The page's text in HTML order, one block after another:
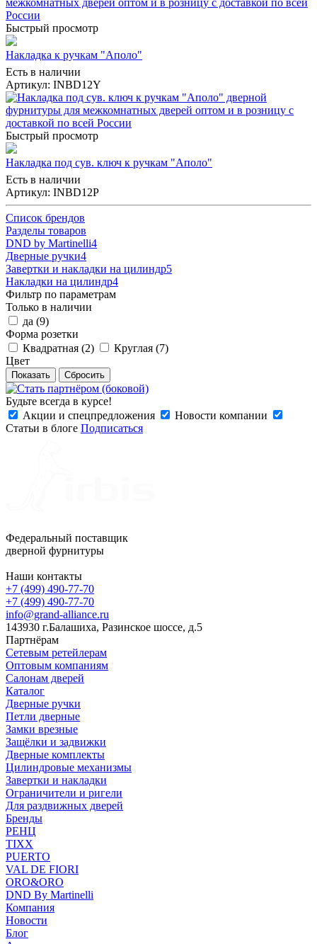
Быстрый просмотр
Накладка к ручкам "Аполо"
Есть в наличии
Артикул: INBD12Y
Быстрый просмотр
Накладка под сув. ключ к ручкам "Аполо"
Есть в наличии
Артикул: INBD12P
Список брендов
Разделы товаров
DND by Martinelli4
Дверные ручки4
Завертки и накладки на цилиндр5
Накладки на цилиндр4
Фильтр по параметрам
Только в наличии
да (9)
Форма розетки
Квадратная (2) Круглая (7)
Цвет
Сбросить
Будьте всегда в курсе!
Акции и спецпредложения
Новости компании
Статьи в блоге Подписаться
Федеральный поставщик
дверной фурнитуры
Наши контакты
+7 (499) 490-77-70
+7 (499) 490-77-70
info@grand-alliance.ru
143930 г.Балашиха, Разинское шоссе, д.5
Партнёрам
Сетевым ретейлерам
Оптовым компаниям
Салонам дверей
Каталог
Дверные ручки
Петли дверные
Замки врезные
Защёлки и задвижки
Дверные комплекты
Цилиндровые механизмы
Завертки и накладки
Ограничители и ригели
Для раздвижных дверей
Бренды
РЕНЦ
TIXX
PUERTO
VAL DE FIORI
ORO&ORO
DND By Martinelli
Компания
Новости
Блог